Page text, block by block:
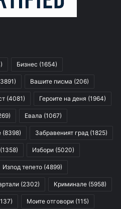
Бизнес (1654)
Вашите писма (206)
(4081) Героите на деня (1964)
Евала (1067)
(8398) Забравеният град (1825)
(1358) Избори (5020)
Изпод тепето (4899)
(2302) Криминале (5958)
Моите отговори (115)